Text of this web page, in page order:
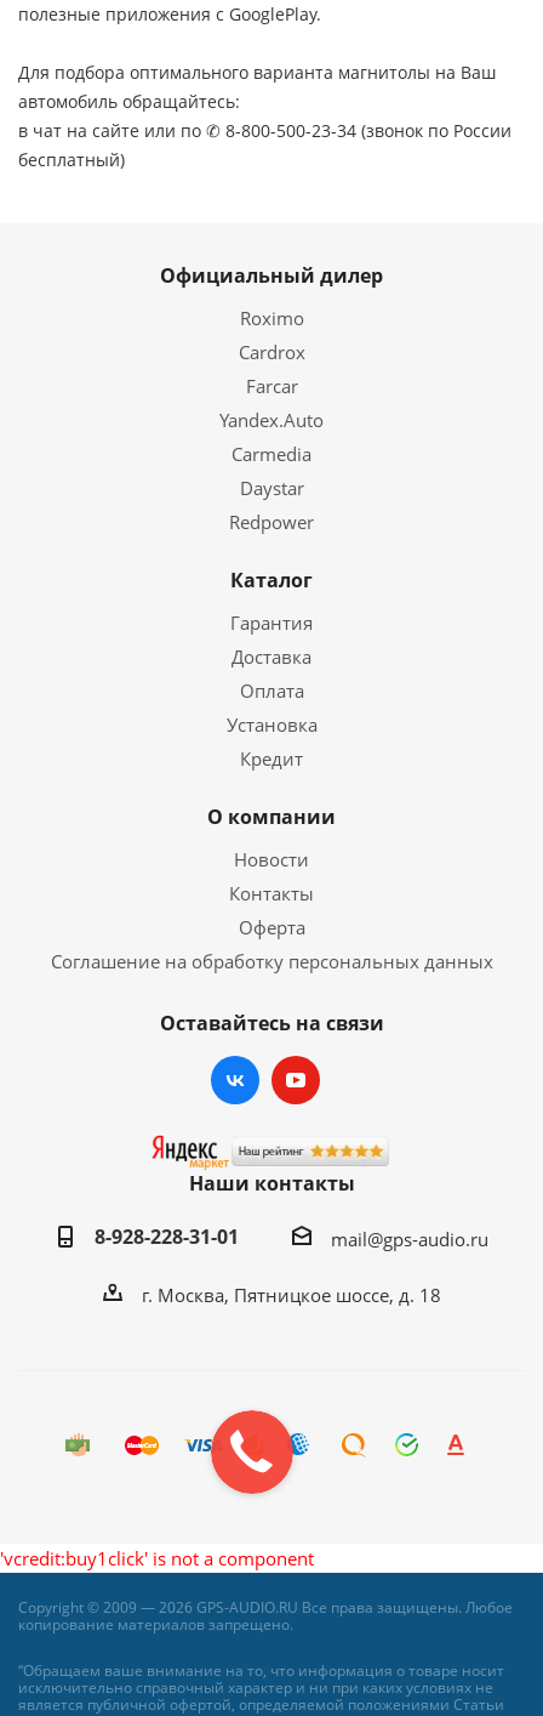
полезные приложения с GooglePlay.
Для подбора оптимального варианта магнитолы на Ваш
автомобиль обращайтесь:
в чат на сайте или по ✆ 8-800-500-23-34 (звонок по России
бесплатный)
Официальный дилер
Roximo
Cardrox
Farcar
Yandex.Auto
Carmedia
Daystar
Redpower
Каталог
Гарантия
Доставка
Оплата
Установка
Кредит
О компании
Новости
Контакты
Оферта
Соглашение на обработку персональных данных
Оставайтесь на связи
Наши контакты
8-928-228-31-01
mail@gps-audio.ru
г. Москва, Пятницкое шоссе, д. 18
'vcredit:buy1click' is not a component
Copyright © 2009 — 2026 GPS-AUDIO.RU Все права защищены. Любое
копирование материалов запрещено.
“Обращаем ваше внимание на то, что информация о товаре носит
исключительно справочный характер и ни при каких условиях не
является публичной офертой, определяемой положениями Статьи